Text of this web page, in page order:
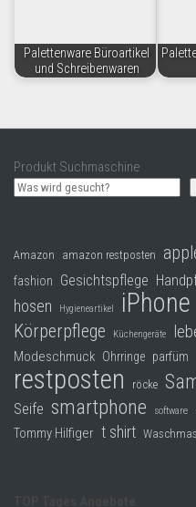
Palettenware Büroartikel
und Schreibenwaren
Produkt Suchmaschine
Amazon amazon restposten
fashion Gesichtspflege
hosen Hygieneartikel iPhone
Körperpflege Küchengeräte
Modeschmuck Ohrringe parfüm
restposten röcke
Seife smartphone software
Tommy Hilfiger t shirt